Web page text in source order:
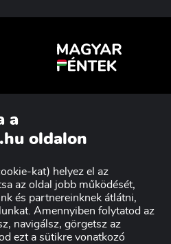
a
oldalon
kat) helyez el az
az oldal jobb működését,
és partnereinknek átlátni,
Amennyiben folytatod az
navigálsz, görgetsz az
ezt a sütikre vonatkozó
Adatvédelmi nyilatkozat
Szponzorok